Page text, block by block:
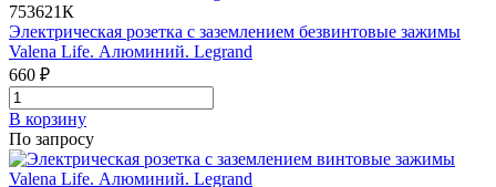
753621К
Электрическая розетка с заземлением безвинтовые зажимы
Valena Life. Алюминий. Legrand
660 ₽
В корзинy
По запросу